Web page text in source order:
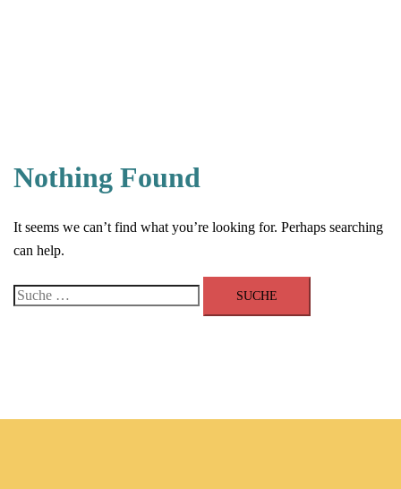
Nothing Found
It seems we can’t find what you’re looking for. Perhaps searching
can help.
Suche